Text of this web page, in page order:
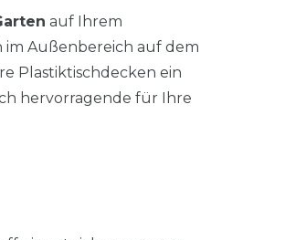
auf Ihrem
im Außenbereich auf dem
Plastiktischdecken ein
hervorragende für Ihre